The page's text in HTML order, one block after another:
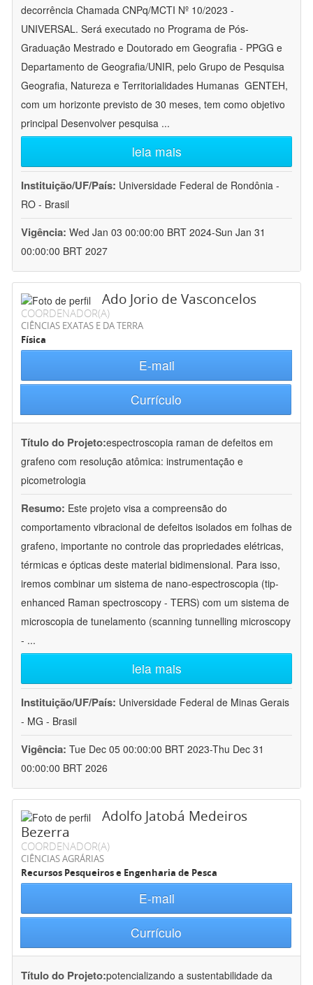
decorrência Chamada CNPq/MCTI Nº 10/2023 -
UNIVERSAL. Será executado no Programa de Pós-
Graduação Mestrado e Doutorado em Geografia - PPGG e
Departamento de Geografia/UNIR, pelo Grupo de Pesquisa
Geografia, Natureza e Territorialidades Humanas  GENTEH,
com um horizonte previsto de 30 meses, tem como objetivo
principal Desenvolver pesquisa ...
leia mais
Instituição/UF/País: Universidade Federal de Rondônia -
RO - Brasil
Vigência: Wed Jan 03 00:00:00 BRT 2024-Sun Jan 31
00:00:00 BRT 2027
Ado Jorio de Vasconcelos
COORDENADOR(A)
CIÊNCIAS EXATAS E DA TERRA
Física
E-mail
Currículo
Título do Projeto:espectroscopia raman de defeitos em
grafeno com resolução atômica: instrumentação e
picometrologia
Resumo: Este projeto visa a compreensão do
comportamento vibracional de defeitos isolados em folhas de
grafeno, importante no controle das propriedades elétricas,
térmicas e ópticas deste material bidimensional. Para isso,
iremos combinar um sistema de nano-espectroscopia (tip-
enhanced Raman spectroscopy - TERS) com um sistema de
microscopia de tunelamento (scanning tunnelling microscopy
- ...
leia mais
Instituição/UF/País: Universidade Federal de Minas Gerais
- MG - Brasil
Vigência: Tue Dec 05 00:00:00 BRT 2023-Thu Dec 31
00:00:00 BRT 2026
Adolfo Jatobá Medeiros
Bezerra
COORDENADOR(A)
CIÊNCIAS AGRÁRIAS
Recursos Pesqueiros e Engenharia de Pesca
E-mail
Currículo
Título do Projeto:potencializando a sustentabilidade da